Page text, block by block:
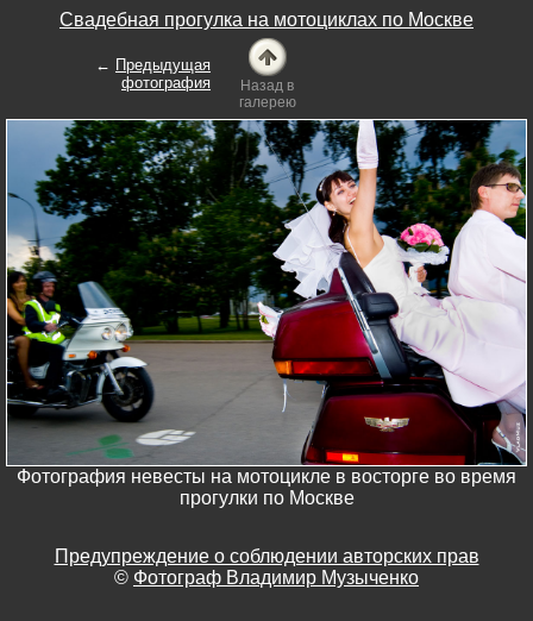
Свадебная прогулка на мотоциклах по Москве
← Предыдущая
фотография
Назад в
галерею
Фотография невесты на мотоцикле в восторге во время
прогулки по Москве
Предупреждение о соблюдении авторских прав
© Фотограф Владимир Музыченко